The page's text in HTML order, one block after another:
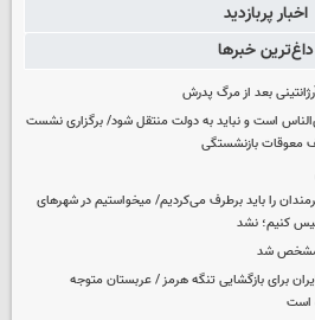
اخبار پربازدید
داغ‌ترین خبرها
بعد از مرگ پدرش
است و نباید به دولت منتقل شود/ برگزاری نشست
معوقات بازنشستگی
را باید برطرف می‌کردیم/ میخواستیم در شهرهای
کنیم؛ نشد
مشخص شد
برای بازگشایی تنگه هرمز / عربستان متوجه
است